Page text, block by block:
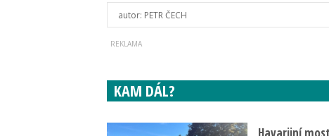
autor: PETR ČECH
KAM DÁL?